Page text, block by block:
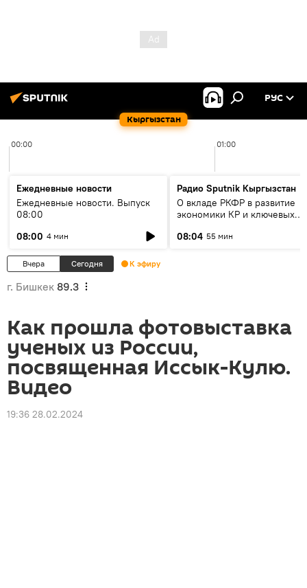
Кыргызстан
РУС
00:00 01:00
Ежедневные новости
Ежедневные новости. Выпуск
08:00
08:00 4 мин
Радио Sputnik Кыргызстан
О вкладе РКФР в развитие
экономики КР и ключевых
08:04 55 мин
Вчера Сегодня К эфиру
г. Бишкек 89.3
Как прошла фотовыставка
ученых из России,
посвященная Иссык-Кулю.
Видео
19:36 28.02.2024